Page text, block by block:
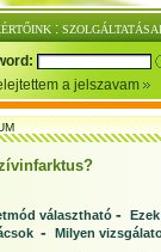
:
a jelszavam
választható -
- Milyen